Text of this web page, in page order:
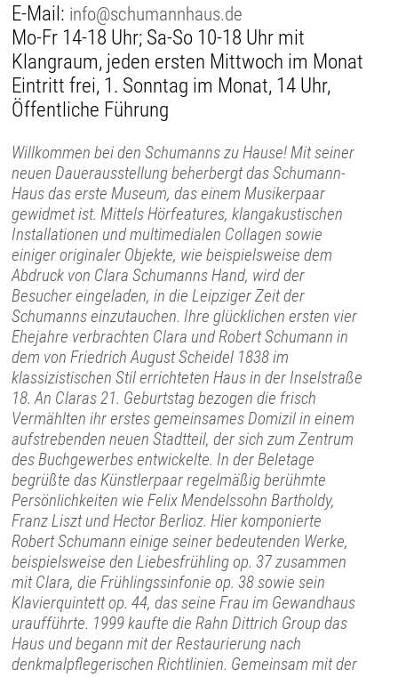
E-Mail: info@schumannhaus.de
Mo-Fr 14-18 Uhr; Sa-So 10-18 Uhr mit
Klangraum, jeden ersten Mittwoch im Monat
Eintritt frei, 1. Sonntag im Monat, 14 Uhr,
Öffentliche Führung
Willkommen bei den Schumanns zu Hause! Mit seiner
neuen Dauerausstellung beherbergt das Schumann-
Haus das erste Museum, das einem Musikerpaar
gewidmet ist. Mittels Hörfeatures, klangakustischen
Installationen und multimedialen Collagen sowie
einiger originaler Objekte, wie beispielsweise dem
Abdruck von Clara Schumanns Hand, wird der
Besucher eingeladen, in die Leipziger Zeit der
Schumanns einzutauchen. Ihre glücklichen ersten vier
Ehejahre verbrachten Clara und Robert Schumann in
dem von Friedrich August Scheidel 1838 im
klassizistischen Stil errichteten Haus in der Inselstraße
18. An Claras 21. Geburtstag bezogen die frisch
Vermählten ihr erstes gemeinsames Domizil in einem
aufstrebenden neuen Stadtteil, der sich zum Zentrum
des Buchgewerbes entwickelte. In der Beletage
begrüßte das Künstlerpaar regelmäßig berühmte
Persönlichkeiten wie Felix Mendelssohn Bartholdy,
Franz Liszt und Hector Berlioz. Hier komponierte
Robert Schumann einige seiner bedeutenden Werke,
beispielsweise den Liebesfrühling op. 37 zusammen
mit Clara, die Frühlingssinfonie op. 38 sowie sein
Klavierquintett op. 44, das seine Frau im Gewandhaus
uraufführte. 1999 kaufte die Rahn Dittrich Group das
Haus und begann mit der Restaurierung nach
denkmalpflegerischen Richtlinien. Gemeinsam mit der